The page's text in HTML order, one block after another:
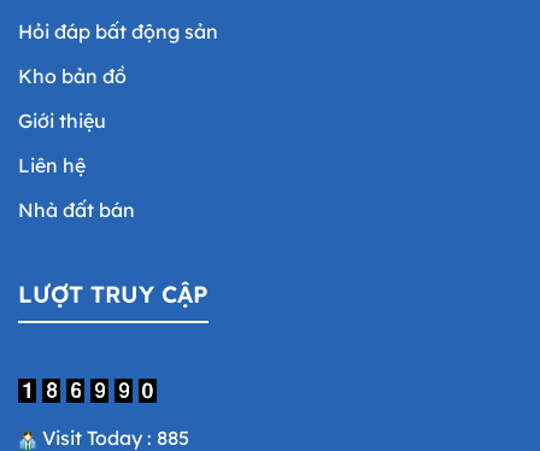
Hỏi đáp bất động sản
Kho bản đồ
Giới thiệu
Liên hệ
Nhà đất bán
LƯỢT TRUY CẬP
Visit Today : 885